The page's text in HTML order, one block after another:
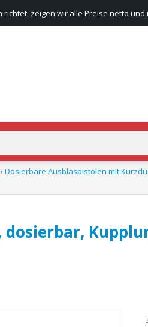
zeigen wir alle Preise netto und
› Dosierbare Ausblaspistolen mit